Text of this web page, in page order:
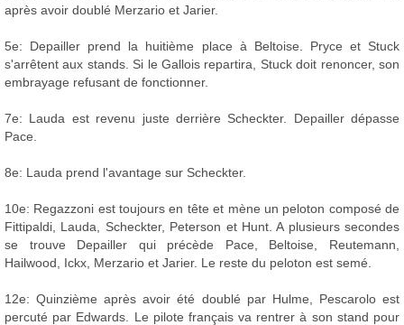
après avoir doublé Merzario et Jarier.
5e: Depailler prend la huitième place à Beltoise. Pryce et Stuck
s'arrêtent aux stands. Si le Gallois repartira, Stuck doit renoncer, son
embrayage refusant de fonctionner.
7e: Lauda est revenu juste derrière Scheckter. Depailler dépasse
Pace.
8e: Lauda prend l'avantage sur Scheckter.
10e: Regazzoni est toujours en tête et mène un peloton composé de
Fittipaldi, Lauda, Scheckter, Peterson et Hunt. A plusieurs secondes
se trouve Depailler qui précède Pace, Beltoise, Reutemann,
Hailwood, Ickx, Merzario et Jarier. Le reste du peloton est semé.
12e: Quinzième après avoir été doublé par Hulme, Pescarolo est
percuté par Edwards. Le pilote français va rentrer à son stand pour